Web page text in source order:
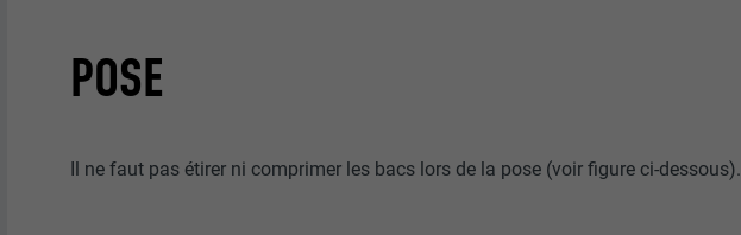
POSE
Il ne faut pas étirer ni comprimer les bacs lors de la pose (voir figure ci-dessous).